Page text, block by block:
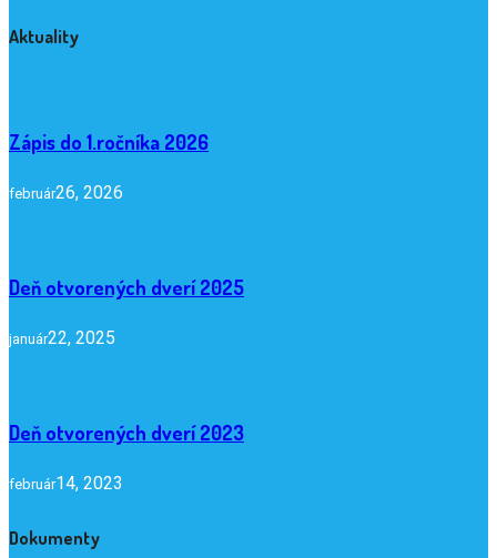
Aktuality
Zápis do 1.ročníka 2026
február26, 2026
Deň otvorených dverí 2025
január22, 2025
Deň otvorených dverí 2023
február14, 2023
Dokumenty